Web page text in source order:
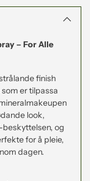
– For Alle
finish
er tilpassa
look,
og
for å pleie,
dagen.